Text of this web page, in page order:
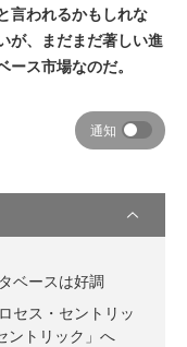
言われるかもしれな
が、まだまだ著しい進
ス市場なのだ。
通知
ベースは好調
セス・セントリッ
ントリック」へ